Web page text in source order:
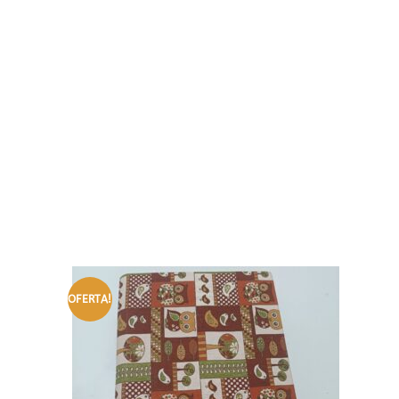
OFERTA!